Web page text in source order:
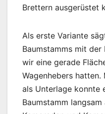
Brettern ausgerüstet
Als erste Variante
Baumstamms mit
wir eine gerade
Wagenhebers
als Unterlage konnte
Baumstamm